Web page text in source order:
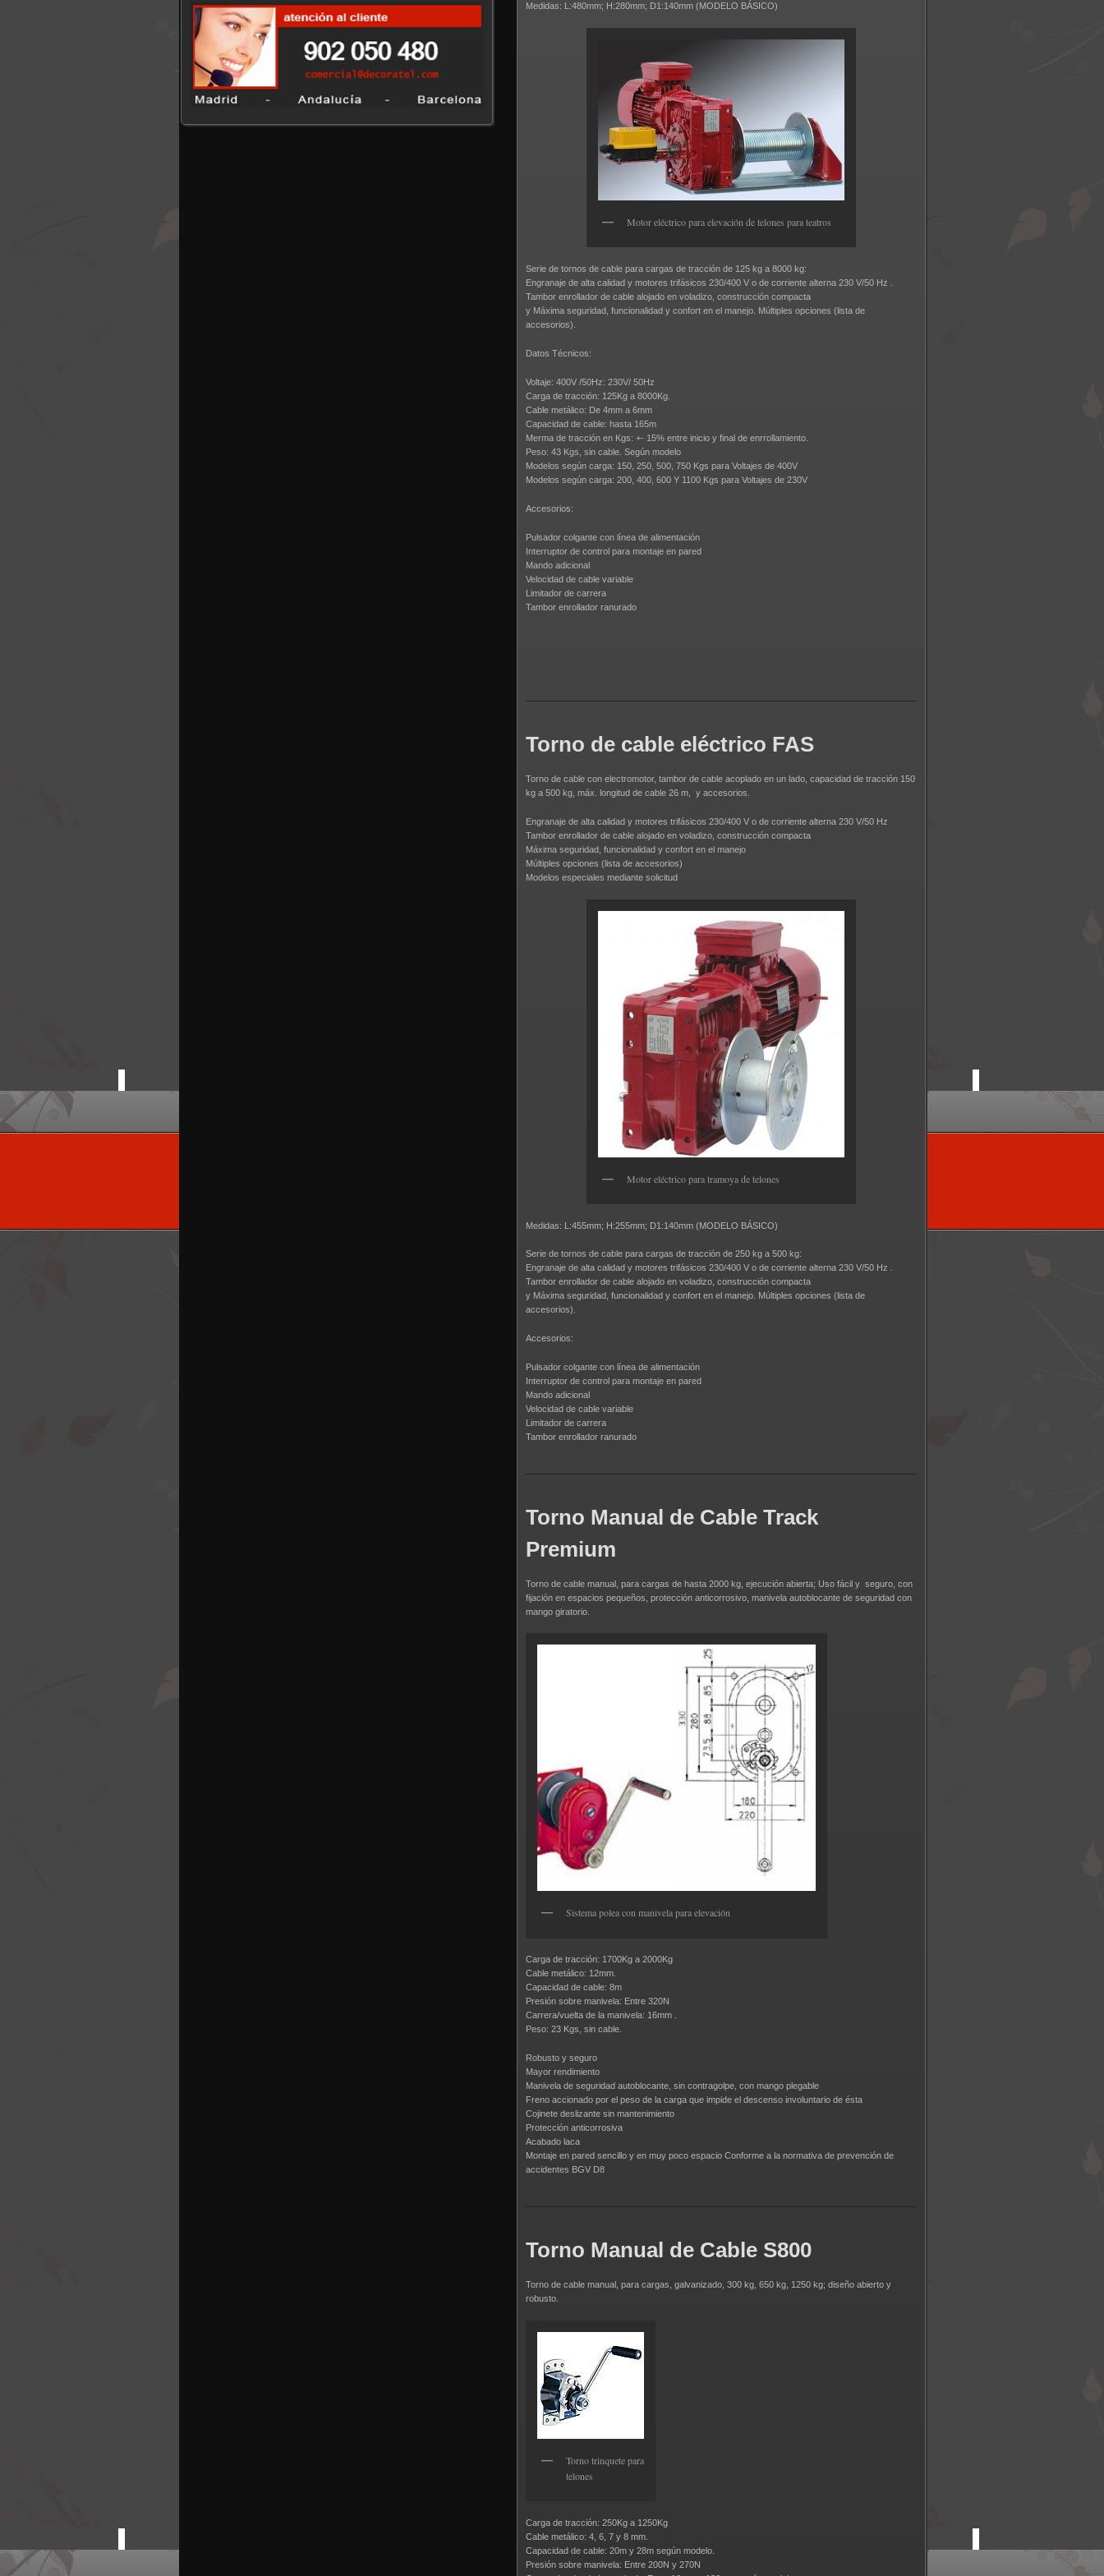
Medidas: L:480mm; H:280mm; D1:140mm (MODELO BÁSICO)
Motor eléctrico para elevación de telones para teatros
Serie de tornos de cable para cargas de tracción de 125 kg a 8000 kg:
Engranaje de alta calidad y motores trifásicos 230/400 V o de corriente alterna 230 V/50 Hz .
Tambor enrollador de cable alojado en voladizo, construcción compacta
y Máxima seguridad, funcionalidad y confort en el manejo. Múltiples opciones (lista de
accesorios).
Datos Técnicos:
Voltaje: 400V /50Hz: 230V/ 50Hz
Carga de tracción: 125Kg a 8000Kg.
Cable metálico: De 4mm a 6mm
Capacidad de cable: hasta 165m
Merma de tracción en Kgs: +- 15% entre inicio y final de enrrollamiento.
Peso: 43 Kgs, sin cable. Según modelo
Modelos según carga: 150, 250, 500, 750 Kgs para Voltajes de 400V
Modelos según carga: 200, 400, 600 Y 1100 Kgs para Voltajes de 230V
Accesorios:
Pulsador colgante con línea de alimentación
Interruptor de control para montaje en pared
Mando adicional
Velocidad de cable variable
Limitador de carrera
Tambor enrollador ranurado
Torno de cable eléctrico FAS
Torno de cable con electromotor, tambor de cable acoplado en un lado, capacidad de tracción 150
kg a 500 kg, máx. longitud de cable 26 m, y accesorios.
Engranaje de alta calidad y motores trifásicos 230/400 V o de corriente alterna 230 V/50 Hz
Tambor enrollador de cable alojado en voladizo, construcción compacta
Máxima seguridad, funcionalidad y confort en el manejo
Múltiples opciones (lista de accesorios)
Modelos especiales mediante solicitud
Motor eléctrico para tramoya de telones
Medidas: L:455mm; H:255mm; D1:140mm (MODELO BÁSICO)
Serie de tornos de cable para cargas de tracción de 250 kg a 500 kg:
Engranaje de alta calidad y motores trifásicos 230/400 V o de corriente alterna 230 V/50 Hz .
Tambor enrollador de cable alojado en voladizo, construcción compacta
y Máxima seguridad, funcionalidad y confort en el manejo. Múltiples opciones (lista de
accesorios).
Accesorios:
Pulsador colgante con línea de alimentación
Interruptor de control para montaje en pared
Mando adicional
Velocidad de cable variable
Limitador de carrera
Tambor enrollador ranurado
Torno Manual de Cable Track
Premium
Torno de cable manual, para cargas de hasta 2000 kg, ejecución abierta; Uso fácil y seguro, con
fijación en espacios pequeños, protección anticorrosivo, manivela autoblocante de seguridad con
mango giratorio.
Sistema polea con manivela para elevación
Carga de tracción: 1700Kg a 2000Kg
Cable metálico: 12mm.
Capacidad de cable: 8m
Presión sobre manivela: Entre 320N
Carrera/vuelta de la manivela: 16mm .
Peso: 23 Kgs, sin cable.
Robusto y seguro
Mayor rendimiento
Manivela de seguridad autoblocante, sin contragolpe, con mango plegable
Freno accionado por el peso de la carga que impide el descenso involuntario de ésta
Cojinete deslizante sin mantenimiento
Protección anticorrosiva
Acabado laca
Montaje en pared sencillo y en muy poco espacio Conforme a la normativa de prevención de
accidentes BGV D8
Torno Manual de Cable S800
Torno de cable manual, para cargas, galvanizado, 300 kg, 650 kg, 1250 kg; diseño abierto y
robusto.
Torno trinquete para
telones
Carga de tracción: 250Kg a 1250Kg
Cable metálico: 4, 6, 7 y 8 mm.
Capacidad de cable: 20m y 28m según modelo.
Presión sobre manivela: Entre 200N y 270N